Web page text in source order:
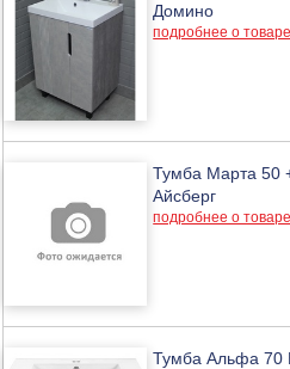
Домино
подробнее о товаре
Тумба Марта 50
Айсберг
подробнее о товаре
Тумба Альфа 70